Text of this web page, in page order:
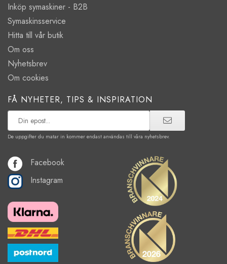
Inköp symaskiner - B2B
Symaskinsservice
Hitta till vår butik
Om oss
Nyhetsbrev
Om cookies
FÅ NYHETER, TIPS & INSPIRATION
De uppgifter du matar in kommer endast användas till våra nyhetsbrev.
Facebook
Instagram